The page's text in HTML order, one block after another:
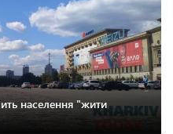
населення "жити